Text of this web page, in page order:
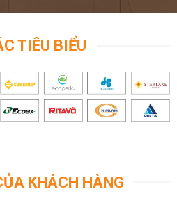
TIÊU BIỂU
KHÁCH HÀNG